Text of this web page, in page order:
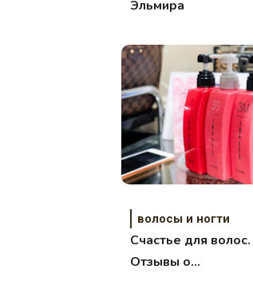
Эльмира
волосы и ногти
Счастье для волос.
Отзывы о